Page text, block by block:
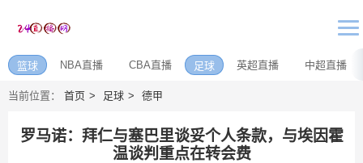
篮球 NBA直播 CBA直播 足球 英超直播 中超直播
当前位置： 首页 足球 德甲
罗马诺：拜仁与塞巴里谈妥个人条款，与埃因霍
温谈判重点在转会费